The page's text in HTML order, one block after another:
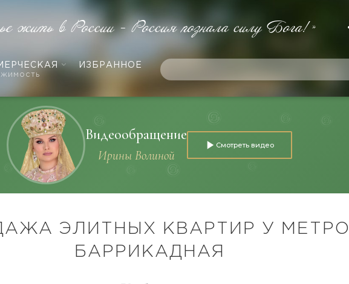
ИЗБРАННОЕ
жить в России - Россия познала силу Бога!»
Видеообращение
Ирины Волиной
Смотреть видео
ЭЛИТНЫХ КВАРТИР У МЕТРО
БАРРИКАДНАЯ